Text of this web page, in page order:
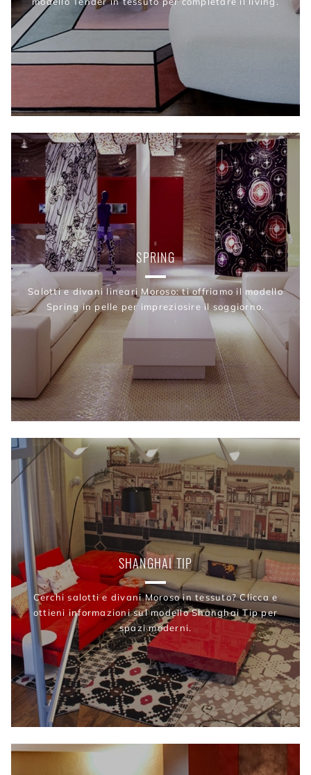
SPRING
Salotti e divani lineari Moroso: ti offriamo il modello
Spring in pelle per impreziosire il soggiorno.
SHANGHAI TIP
Cerchi salotti e divani Moroso in tessuto? Clicca e
ottieni informazioni sul modello Shanghai Tip per
spazi moderni.